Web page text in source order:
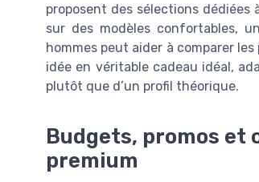
proposent des sélections
sur des modèles confortables,
hommes peut aider à comparer
idée en véritable cadeau idéal,
plutôt que d’un profil théorique.
Budgets, promos et
premium